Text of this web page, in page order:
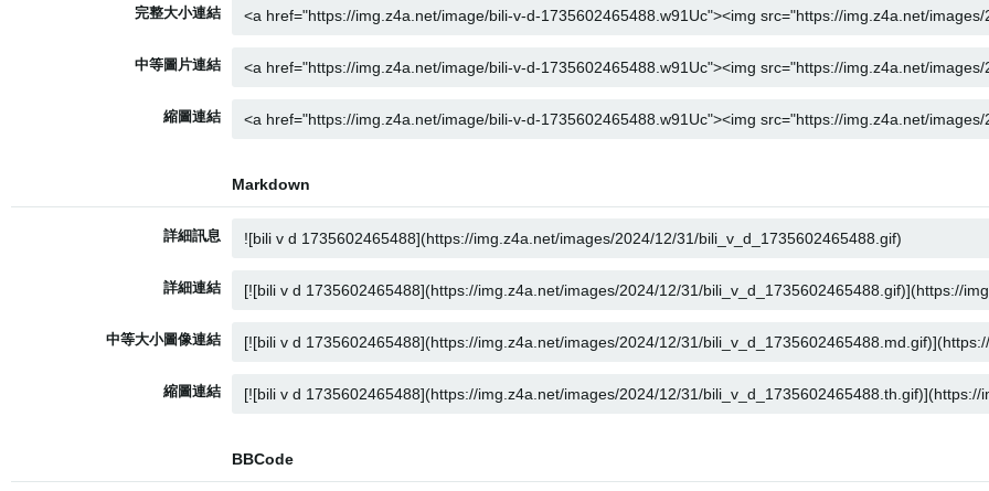
完整大小連結
中等圖片連結
縮圖連結
Markdown
詳細訊息
詳細連結
中等大小圖像連結
縮圖連結
BBCode